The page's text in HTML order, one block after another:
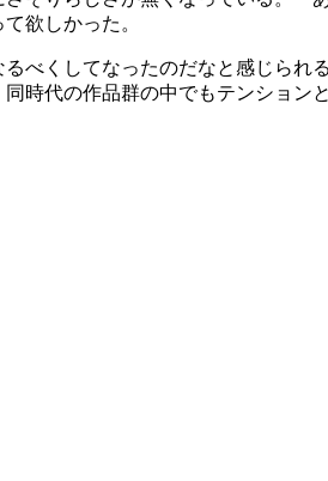
欲しかった。
べくしてなったのだなと感じら
時代の作品群の中でもテンション